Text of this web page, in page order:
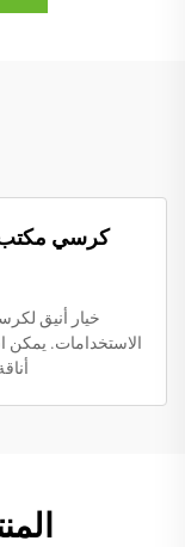
كرسي مكتب
خيار أنيق
الاستخدامات. يمكن